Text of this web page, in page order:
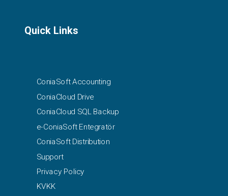
Quick Links
ConiaSoft Accounting
ConiaCloud Drive
ConiaCloud SQL Backup
e-ConiaSoft Entegratör
ConiaSoft Distribution
Support
Privacy Policy
KVKK